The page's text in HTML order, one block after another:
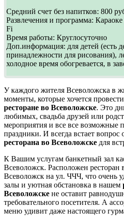
Средний счет без напитков: 800
Развлечения и программа:
Fi
Время работы: Круглосуточно
Доп.информация: для детей (есть
принадлежности для рисования),
холодное время обогревается, в
У каждого жителя Всеволожска в
моменты, которые хочется
ресторане во Всеволожске. Это
любимых, свадьба друзей или
мероприятия и все все возможные
праздники. И всегда встает вопрос
ресторана во Всеволожске для
К Вашим услугам банкетный зал
Всеволожск. Расположен ресторан
Всеволожск на ул. ЧЧЧ, что очень
залы и уютная обстановка в нашем
Всеволожске не оставит
требовательного посетителя. А
меню удивит даже настоящего